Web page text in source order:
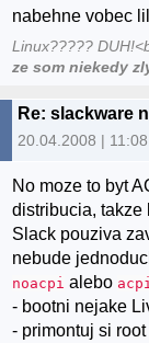
nabehne vobec
Linux?????
ze som niekedy
Re: slackware
20.04.2008 | 11:08
No moze to byt
distribucia, takze
Slack pouziva
nebude
noacpi alebo
- bootni nejake
- primontuj si